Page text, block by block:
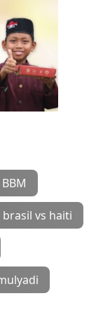
BBM
brasil vs haiti